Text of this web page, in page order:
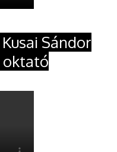
Sándor
oktató